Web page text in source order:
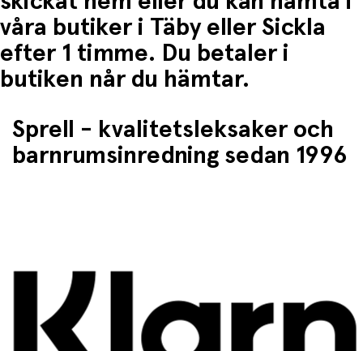
våra butiker i Täby eller Sickla
efter 1 timme. Du betaler i
butiken når du hämtar.
Sprell - kvalitetsleksaker och
barnrumsinredning sedan 1996